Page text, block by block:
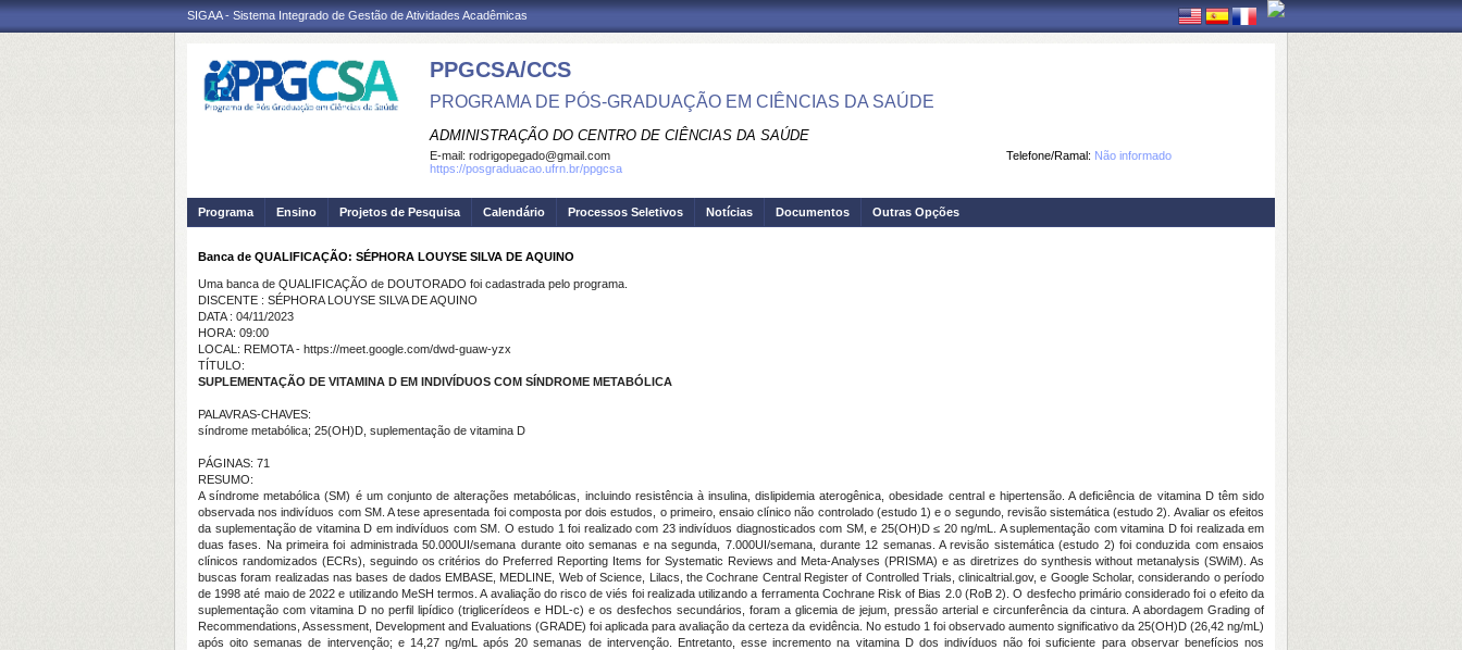
SIGAA - Sistema Integrado de Gestão de Atividades Acadêmicas
PPGCSA/CCS
PROGRAMA DE PÓS-GRADUAÇÃO EM CIÊNCIAS DA SAÚDE
ADMINISTRAÇÃO DO CENTRO DE CIÊNCIAS DA SAÚDE
Telefone/Ramal: Não informado
E-mail: rodrigopegado@gmail.com
https://posgraduacao.ufrn.br/ppgcsa
Programa Ensino Projetos de Pesquisa Calendário Processos Seletivos Notícias Documentos Outras Opções
Banca de QUALIFICAÇÃO: SÉPHORA LOUYSE SILVA DE AQUINO
Uma banca de QUALIFICAÇÃO de DOUTORADO foi cadastrada pelo programa.
DISCENTE : SÉPHORA LOUYSE SILVA DE AQUINO
DATA : 04/11/2023
HORA: 09:00
LOCAL: REMOTA - https://meet.google.com/dwd-guaw-yzx
TÍTULO:
SUPLEMENTAÇÃO DE VITAMINA D EM INDIVÍDUOS COM SÍNDROME METABÓLICA
PALAVRAS-CHAVES:
síndrome metabólica; 25(OH)D, suplementação de vitamina D
PÁGINAS: 71
RESUMO:
A síndrome metabólica (SM) é um conjunto de alterações metabólicas, incluindo resistência à insulina, dislipidemia aterogênica, obesidade central e hipertensão. A deficiência de vitamina D têm sido
observada nos indivíduos com SM. A tese apresentada foi composta por dois estudos, o primeiro, ensaio clínico não controlado (estudo 1) e o segundo, revisão sistemática (estudo 2). Avaliar os efeitos
da suplementação de vitamina D em indivíduos com SM. O estudo 1 foi realizado com 23 indivíduos diagnosticados com SM, e 25(OH)D ≤ 20 ng/mL. A suplementação com vitamina D foi realizada em
duas fases. Na primeira foi administrada 50.000UI/semana durante oito semanas e na segunda, 7.000UI/semana, durante 12 semanas. A revisão sistemática (estudo 2) foi conduzida com ensaios
clínicos randomizados (ECRs), seguindo os critérios do Preferred Reporting Items for Systematic Reviews and Meta-Analyses (PRISMA) e as diretrizes do synthesis without metanalysis (SWiM). As
buscas foram realizadas nas bases de dados EMBASE, MEDLINE, Web of Science, Lilacs, the Cochrane Central Register of Controlled Trials, clinicaltrial.gov, e Google Scholar, considerando o período
de 1998 até maio de 2022 e utilizando MeSH termos. A avaliação do risco de viés foi realizada utilizando a ferramenta Cochrane Risk of Bias 2.0 (RoB 2). O desfecho primário considerado foi o efeito da
suplementação com vitamina D no perfil lipídico (triglicerídeos e HDL-c) e os desfechos secundários, foram a glicemia de jejum, pressão arterial e circunferência da cintura. A abordagem Grading of
Recommendations, Assessment, Development and Evaluations (GRADE) foi aplicada para avaliação da certeza da evidência. No estudo 1 foi observado aumento significativo da 25(OH)D (26,42 ng/mL)
após oito semanas de intervenção; e 14,27 ng/mL após 20 semanas de intervenção. Entretanto, esse incremento na vitamina D dos indivíduos não foi suficiente para observar benefícios nos